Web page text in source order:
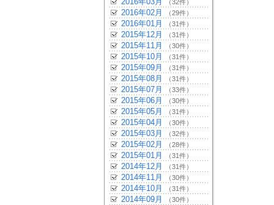
（32件）
2016年02月 （29件）
2016年01月 （31件）
2015年12月 （31件）
2015年11月 （30件）
2015年10月 （31件）
2015年09月 （31件）
2015年08月 （31件）
2015年07月 （33件）
2015年06月 （30件）
2015年05月 （31件）
2015年04月 （30件）
2015年03月 （32件）
2015年02月 （28件）
2015年01月 （31件）
2014年12月 （31件）
2014年11月 （30件）
2014年10月 （31件）
2014年09月 （30件）